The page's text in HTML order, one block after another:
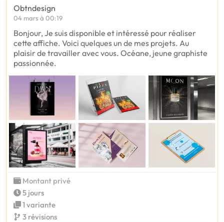
Obtndesign
04 mars à 00:19
Bonjour, Je suis disponible et intéressé pour réaliser
cette affiche. Voici quelques un de mes projets. Au
plaisir de travailler avec vous. Océane, jeune graphiste
passionnée.
Montant privé
5 jours
1 variante
3 révisions